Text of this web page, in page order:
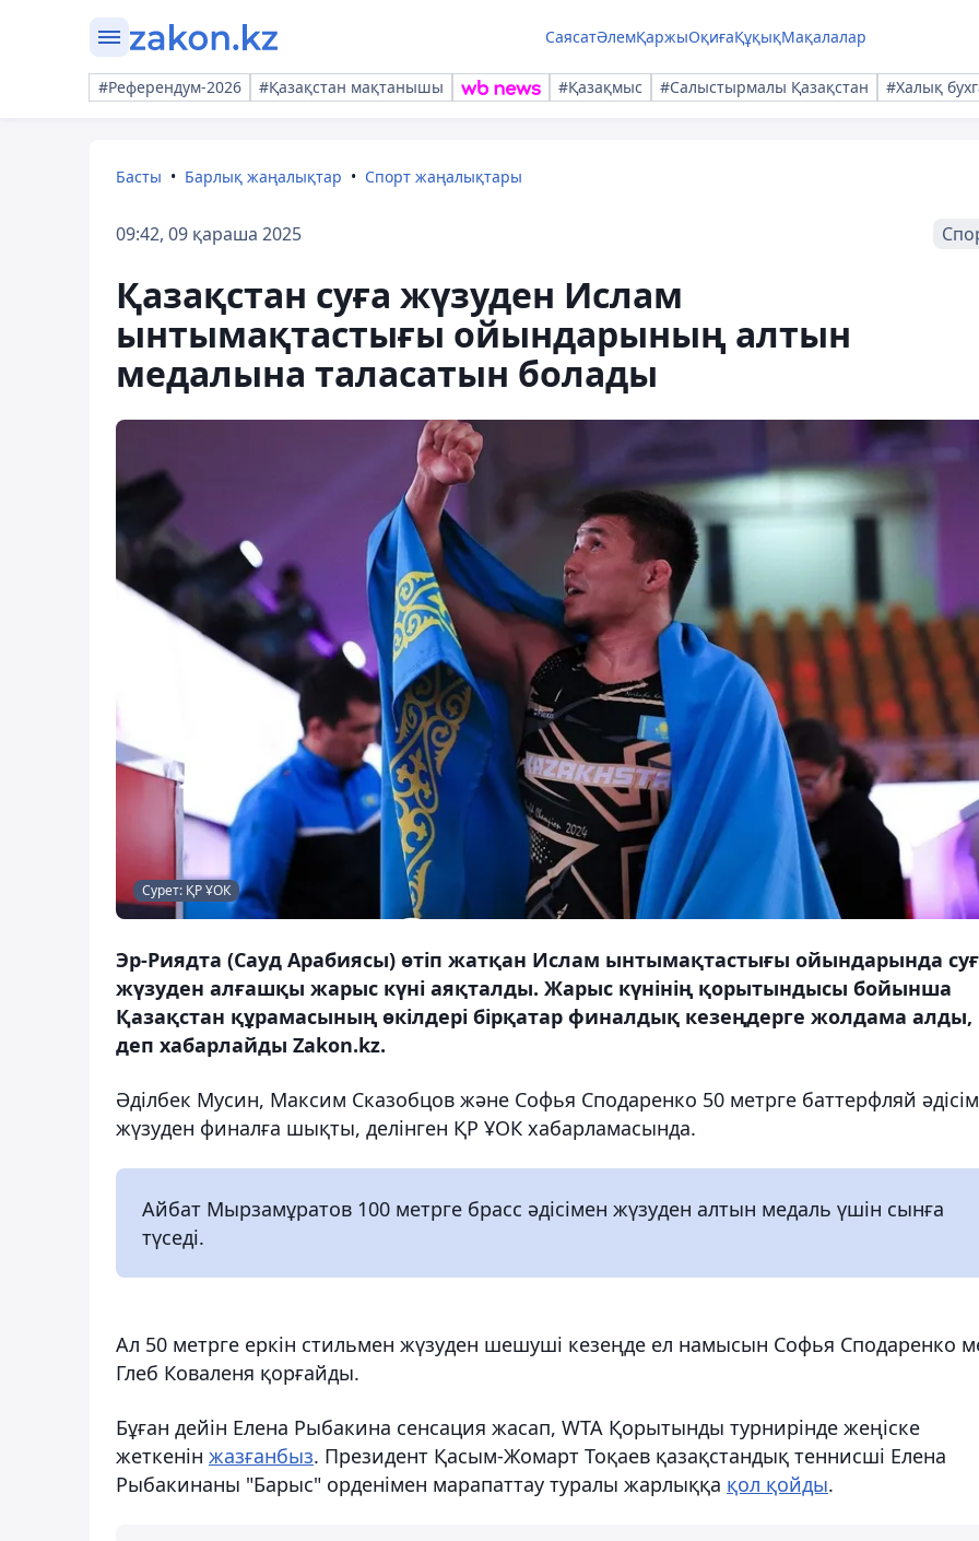
СаясатӘлемҚаржыОқиғаҚұқықМақалалар
#Референдум-2026 #Қазақстан мақтанышы #Қазақмыс #Салыстырмалы Қазақстан #Халық
Басты Барлық жаңалықтар Спорт жаңалықтары
09:42, 09 қараша 2025
Қазақстан суға жүзуден Ислам
ынтымақтастығы ойындарының алтын
медалына таласатын болады
Сурет: ҚР ҰОК
Эр-Риядта (Сауд Арабиясы) өтіп жатқан Ислам ынтымақтастығы ойындарында
жүзуден алғашқы жарыс күні аяқталды. Жарыс күнінің қорытындысы бойынша
Қазақстан құрамасының өкілдері бірқатар финалдық кезеңдерге жолдама алды,
деп хабарлайды Zakon.kz.
Әділбек Мусин, Максим Сказобцов және Софья Сподаренко 50 метрге баттерфляй
жүзуден финалға шықты, делінген ҚР ҰОК хабарламасында.
Айбат Мырзамұратов 100 метрге брасс әдісімен жүзуден алтын медаль үшін сынға
түседі.
Ал 50 метрге еркін стильмен жүзуден шешуші кезеңде ел намысын Софья Сподаренко
Глеб Коваленя қорғайды.
Бұған дейін Елена Рыбакина сенсация жасап, WTA Қорытынды турнирінде жеңіске
жеткенін жазғанбыз. Президент Қасым-Жомарт Тоқаев қазақстандық теннисші Елена
Рыбакинаны "Барыс" орденімен марапаттау туралы жарлыққа қол қойды.